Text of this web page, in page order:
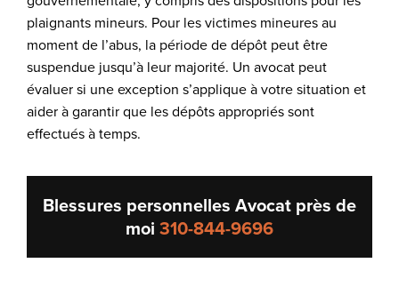
plaignants mineurs. Pour les victimes mineures au
moment de l’abus, la période de dépôt peut être
suspendue jusqu’à leur majorité. Un avocat peut
évaluer si une exception s’applique à votre situation et
aider à garantir que les dépôts appropriés sont
effectués à temps.
Blessures personnelles Avocat près de
moi 310-844-9696